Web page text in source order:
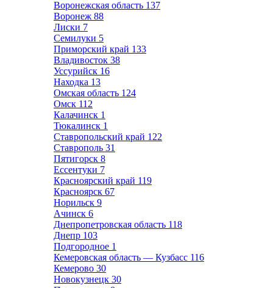
Воронежская область 137
Воронеж 88
Лиски 7
Семилуки 5
Приморский край 133
Владивосток 38
Уссурийск 16
Находка 13
Омская область 124
Омск 112
Калачинск 1
Тюкалинск 1
Ставропольский край 122
Ставрополь 31
Пятигорск 8
Ессентуки 7
Красноярский край 119
Красноярск 67
Норильск 9
Ачинск 6
Днепропетровская область 118
Днепр 103
Подгородное 1
Кемеровская область — Кузбасс 116
Кемерово 30
Новокузнецк 30